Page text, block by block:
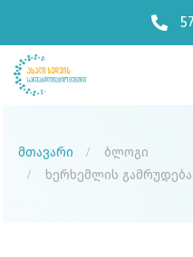
მთავარი
ბლოგი
ხერხემლის